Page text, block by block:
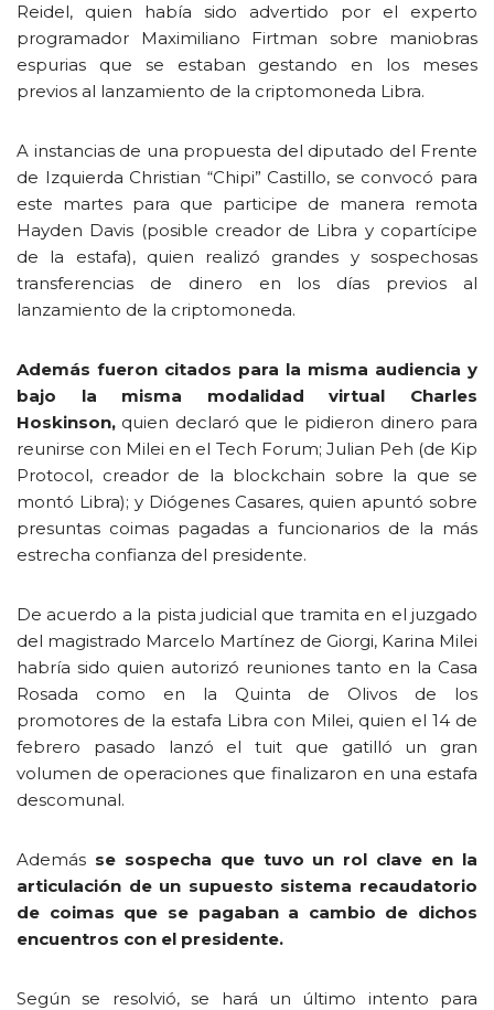
Reidel, quien había sido advertido por el experto
programador Maximiliano Firtman sobre maniobras
espurias que se estaban gestando en los meses
previos al lanzamiento de la criptomoneda Libra.
A instancias de una propuesta del diputado del Frente
de Izquierda Christian “Chipi” Castillo, se convocó para
este martes para que participe de manera remota
Hayden Davis (posible creador de Libra y copartícipe
de la estafa), quien realizó grandes y sospechosas
transferencias de dinero en los días previos al
lanzamiento de la criptomoneda.
Además fueron citados para la misma audiencia y
bajo la misma modalidad virtual Charles
Hoskinson, quien declaró que le pidieron dinero para
reunirse con Milei en el Tech Forum; Julian Peh (de Kip
Protocol, creador de la blockchain sobre la que se
montó Libra); y Diógenes Casares, quien apuntó sobre
presuntas coimas pagadas a funcionarios de la más
estrecha confianza del presidente.
De acuerdo a la pista judicial que tramita en el juzgado
del magistrado Marcelo Martínez de Giorgi, Karina Milei
habría sido quien autorizó reuniones tanto en la Casa
Rosada como en la Quinta de Olivos de los
promotores de la estafa Libra con Milei, quien el 14 de
febrero pasado lanzó el tuit que gatilló un gran
volumen de operaciones que finalizaron en una estafa
descomunal.
Además se sospecha que tuvo un rol clave en la
articulación de un supuesto sistema recaudatorio
de coimas que se pagaban a cambio de dichos
encuentros con el presidente.
Según se resolvió, se hará un último intento para